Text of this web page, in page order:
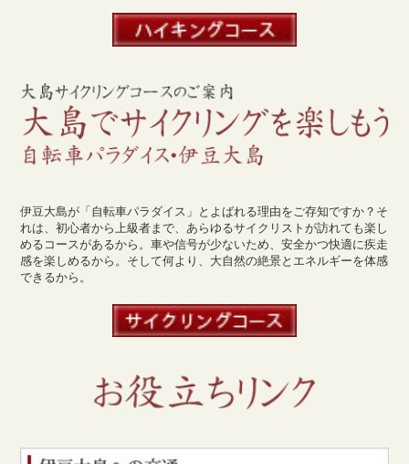
伊豆大島が「自転車パラダイス」とよばれる理由をご存知ですか？そ
れは、初心者から上級者まで、あらゆるサイクリストが訪れても楽し
めるコースがあるから。車や信号が少ないため、安全かつ快適に疾走
感を楽しめるから。そして何より、大自然の絶景とエネルギーを体感
できるから。